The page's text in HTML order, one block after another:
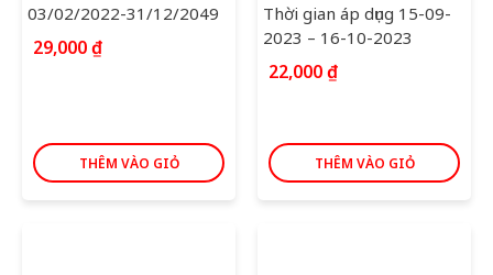
03/02/2022-31/12/2049
29,000₫
THÊM VÀO GIỎ
Thời gian áp dụng 15-09-
2023 – 16-10-2023
22,000₫
THÊM VÀO GIỎ